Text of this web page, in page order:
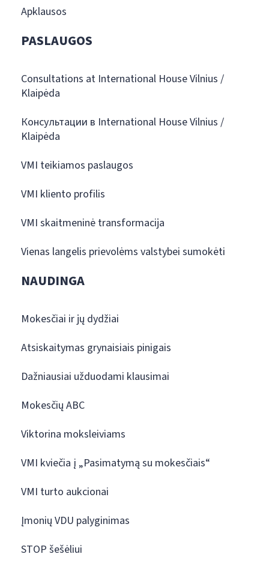
Apklausos
PASLAUGOS
Consultations at International House Vilnius /
Klaipėda
Консультации в International House Vilnius /
Klaipėda
VMI teikiamos paslaugos
VMI kliento profilis
VMI skaitmeninė transformacija
Vienas langelis prievolėms valstybei sumokėti
NAUDINGA
Mokesčiai ir jų dydžiai
Atsiskaitymas grynaisiais pinigais
Dažniausiai užduodami klausimai
Mokesčių ABC
Viktorina moksleiviams
VMI kviečia į „Pasimatymą su mokesčiais“
VMI turto aukcionai
Įmonių VDU palyginimas
STOP šešėliui